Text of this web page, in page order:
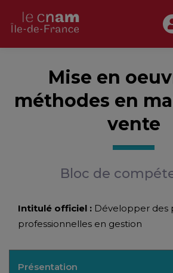
Mise en
méthodes en
vente
Bloc de
Intitulé officiel : Développer des
professionnelles en gestion
Présentation